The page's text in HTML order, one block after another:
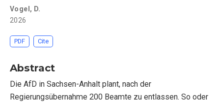
Vogel, D.
2026
PDF Cite
Abstract
Die AfD in Sachsen-Anhalt plant, nach der
Regierungsübernahme 200 Beamte zu entlassen. So oder